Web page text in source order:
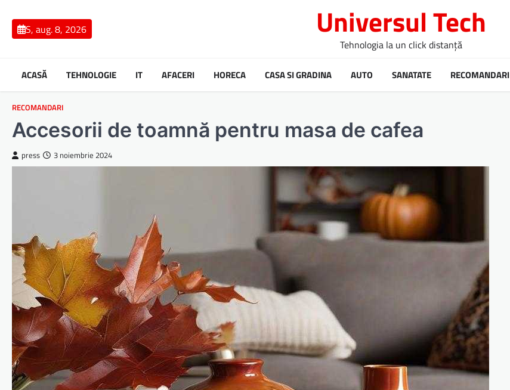
contentS, aug. 8, 2026 Universul Tech
Tehnologia la un click distanță
ACASĂ TEHNOLOGIE IT AFACERI HORECA CASA SI GRADINA AUTO SANATATE RECOMANDARI
RECOMANDARI
Accesorii de toamnă pentru masa de cafea
press 3 noiembrie 2024